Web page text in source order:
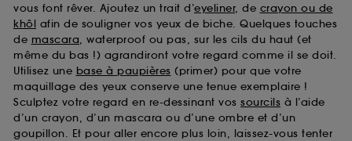
vous font rêver. Ajoutez un trait d’eyeliner, de crayon ou de
khôl afin de souligner vos yeux de biche. Quelques touches
de mascara, waterproof ou pas, sur les cils du haut (et
même du bas !) agrandiront votre regard comme il se doit.
Utilisez une base à paupières (primer) pour que votre
maquillage des yeux conserve une tenue exemplaire !
Sculptez votre regard en re-dessinant vos sourcils à l’aide
d’un crayon, d’un mascara ou d’une ombre et d’un
goupillon. Et pour aller encore plus loin, laissez-vous tenter